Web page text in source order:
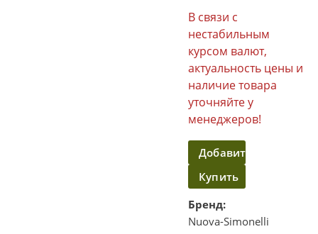
В связи с
нестабильным
курсом валют,
актуальность цены и
наличие товара
уточняйте у
менеджеров!
Добавить
в
корзину
Купить
в
один
Бренд:
Nuova-Simonelli